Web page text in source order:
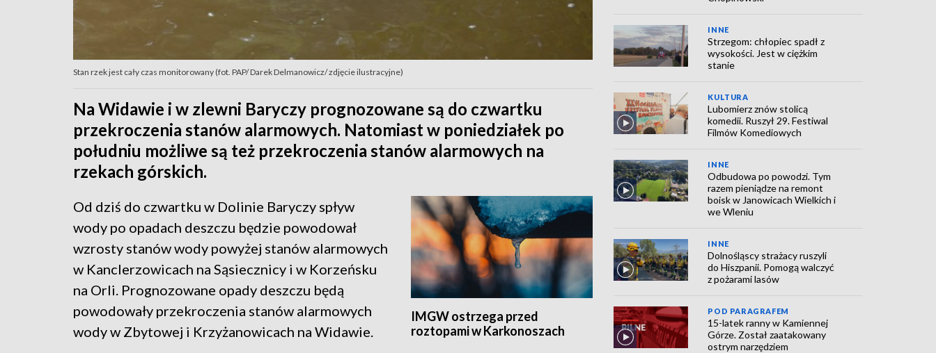
Stan rzek jest cały czas monitorowany (fot. PAP/ Darek Delmanowicz/ zdjęcie ilustracyjne)
Na Widawie i w zlewni Baryczy prognozowane są do czwartku
przekroczenia stanów alarmowych. Natomiast w poniedziałek po
południu możliwe są też przekroczenia stanów alarmowych na
rzekach górskich.
IMGW ostrzega przed
roztopami w Karkonoszach
Od dziś do czwartku w Dolinie Baryczy spływ
wody po opadach deszczu będzie powodował
wzrosty stanów wody powyżej stanów alarmowych
w Kanclerzowicach na Sąsiecznicy i w Korzeńsku
na Orli. Prognozowane opady deszczu będą
powodowały przekroczenia stanów alarmowych
wody w Zbytowej i Krzyżanowicach na Widawie.
INNE
Strzegom: chłopiec spadł z
wysokości. Jest w ciężkim
stanie
KULTURA
Lubomierz znów stolicą
komedii. Ruszył 29. Festiwal
Filmów Komediowych
INNE
Odbudowa po powodzi. Tym
razem pieniądze na remont
boisk w Janowicach Wielkich i
we Wleniu
INNE
Dolnośląscy strażacy ruszyli
do Hiszpanii. Pomogą walczyć
z pożarami lasów
POD PARAGRAFEM
15-latek ranny w Kamiennej
Górze. Został zaatakowany
ostrym narzędziem